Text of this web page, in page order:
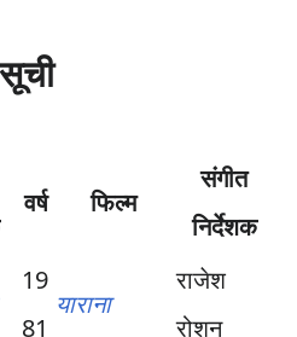
वर्ष फिल्म
संगीत
निर्देशक
19
81
याराना
राजेश
रोशन